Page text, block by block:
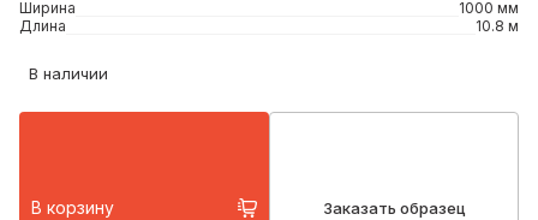
Ширина
1000 мм
Длина
10.8 м
В наличии
В корзину Заказать образец